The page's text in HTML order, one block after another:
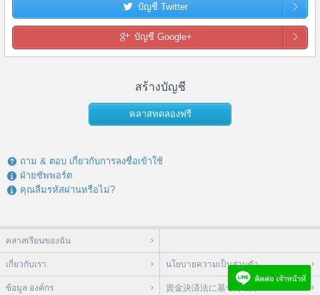
บัญชี Twitter
บัญชี Google+
สร้างบัญชี
คลาสทดลองฟรี
ถาม & ตอบ เกี่ยวกับการลงชื่อเข้าใช้
ฝ่ายซัพพอร์ต
คุณลืมรหัสผ่านหรือไม่?
คลาสเรียนของฉัน
เกี่ยวกับเรา นโยบายความเป็นส่วนตัว
ข้อมูล องค์กร 資金決済法に基づく表示